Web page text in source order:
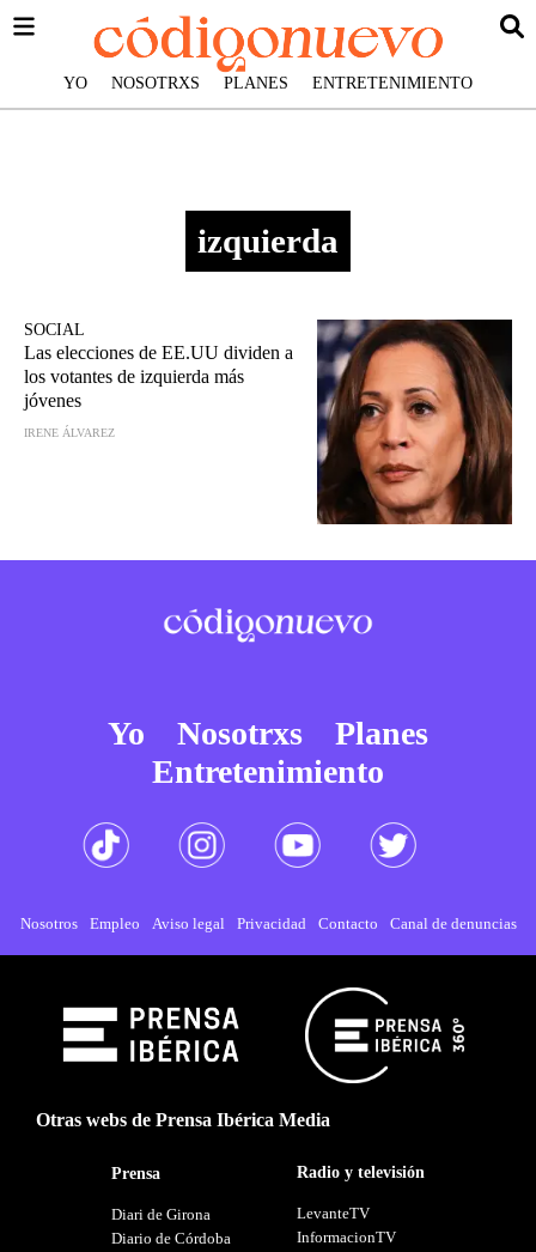
YO NOSOTRXS PLANES ENTRETENIMIENTO
izquierda
SOCIAL
Las elecciones de EE.UU dividen a
los votantes de izquierda más
jóvenes
IRENE ÁLVAREZ
Yo Nosotrxs
Planes
Entretenimiento
Nosotros Empleo Aviso legal Privacidad Contacto Canal de denuncias
Otras webs de Prensa Ibérica Media
Prensa
Diari de Girona
Diario de Córdoba
Radio y televisión
LevanteTV
InformacionTV